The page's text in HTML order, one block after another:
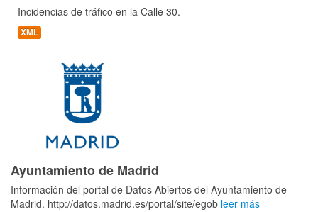
Incidencias de tráfico en la Calle 30.
XML
Ayuntamiento de Madrid
Información del portal de Datos Abiertos del Ayuntamiento de
Madrid. http://datos.madrid.es/portal/site/egob leer más